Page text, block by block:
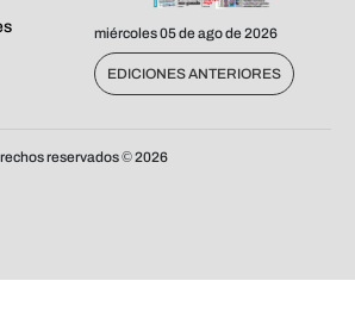
miércoles 05 de ago de 2026
EDICIONES ANTERIORES
reservados ©2026